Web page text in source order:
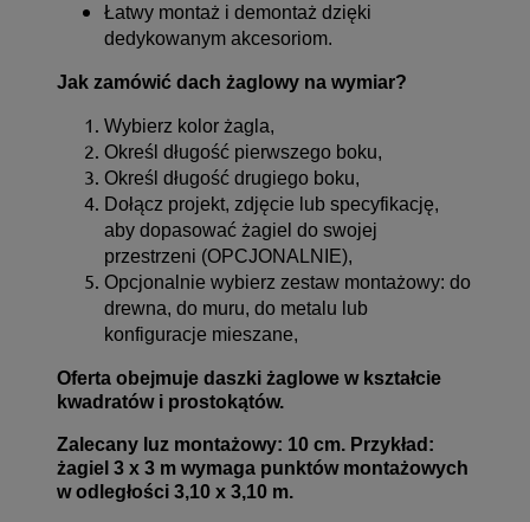
Łatwy montaż i demontaż dzięki
dedykowanym akcesoriom.
Jak zamówić dach żaglowy na wymiar?
Wybierz kolor żagla,
Określ długość pierwszego boku,
Określ długość drugiego boku,
Dołącz projekt, zdjęcie lub specyfikację,
aby dopasować żagiel do swojej
przestrzeni (OPCJONALNIE),
Opcjonalnie wybierz zestaw montażowy: do
drewna, do muru, do metalu lub
konfiguracje mieszane,
Oferta obejmuje daszki żaglowe w kształcie
kwadratów i prostokątów.
Zalecany luz montażowy: 10 cm. Przykład:
żagiel 3 x 3 m wymaga punktów montażowych
w odległości 3,10 x 3,10 m.